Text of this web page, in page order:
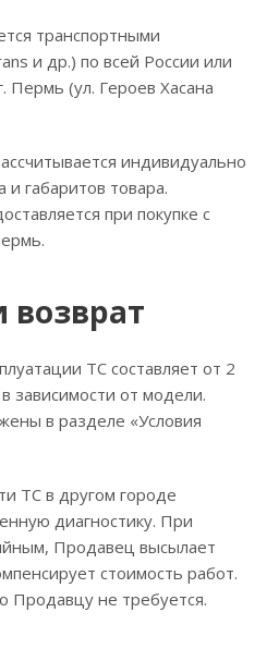
транспортными
и др.) по всей России или
Пермь (ул. Героев Хасана
индивидуально
и габаритов товара.
при покупке с
возврат
ТС составляет от 2
зависимости от модели.
в разделе «Условия
ТС в другом городе
диагностику. При
Продавец высылает
стоимость работ.
Продавцу не требуется.